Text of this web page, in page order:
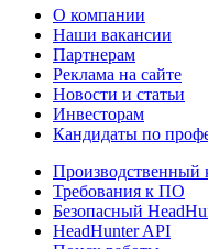
О компании
Наши вакансии
Партнерам
Реклама на сайте
Новости и статьи
Инвесторам
Кандидаты по
Производственный
Требования к ПО
Безопасный
HeadHunter API